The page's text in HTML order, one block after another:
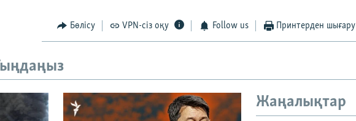
Бөлісу VPN-сіз оқу Follow us Принтерден шығару
Жаңалықтар